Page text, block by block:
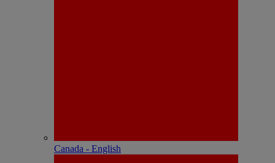
Canada - English